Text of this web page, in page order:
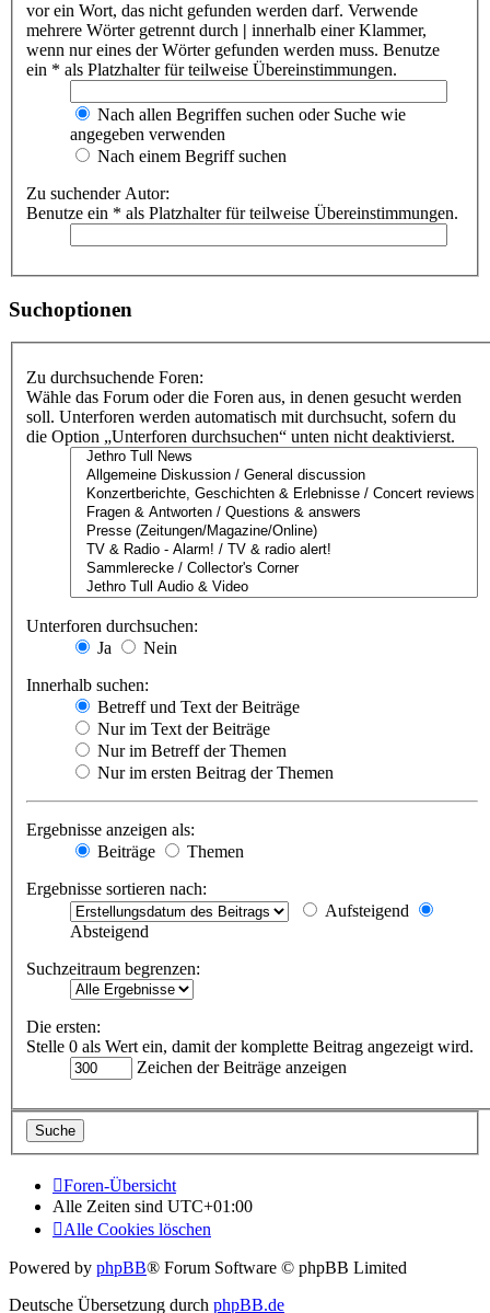
vor ein Wort, das nicht gefunden werden darf. Verwende
mehrere Wörter getrennt durch | innerhalb einer Klammer,
wenn nur eines der Wörter gefunden werden muss. Benutze
ein * als Platzhalter für teilweise Übereinstimmungen.
Nach allen Begriffen suchen oder Suche wie
angegeben verwenden
Nach einem Begriff suchen
Zu suchender Autor:
Benutze ein * als Platzhalter für teilweise Übereinstimmungen.
Suchoptionen
Zu durchsuchende Foren:
Wähle das Forum oder die Foren aus, in denen gesucht werden
soll. Unterforen werden automatisch mit durchsucht, sofern du
die Option „Unterforen durchsuchen“ unten nicht deaktivierst.
Unterforen durchsuchen:
Ja
Nein
Innerhalb suchen:
Betreff und Text der Beiträge
Nur im Text der Beiträge
Nur im Betreff der Themen
Nur im ersten Beitrag der Themen
Ergebnisse anzeigen als:
Beiträge
Themen
Ergebnisse sortieren nach:
Aufsteigend
Absteigend
Suchzeitraum begrenzen:
Die ersten:
Stelle 0 als Wert ein, damit der komplette Beitrag angezeigt wird.
Zeichen der Beiträge anzeigen
Foren-Übersicht
Alle Zeiten sind UTC+01:00
Alle Cookies löschen
Powered by phpBB® Forum Software © phpBB Limited
Deutsche Übersetzung durch phpBB.de